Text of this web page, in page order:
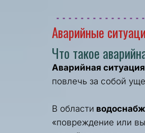
Аварийные
Что такое
Аварийная ситуация
повлечь за собой
В области
«повреждение или